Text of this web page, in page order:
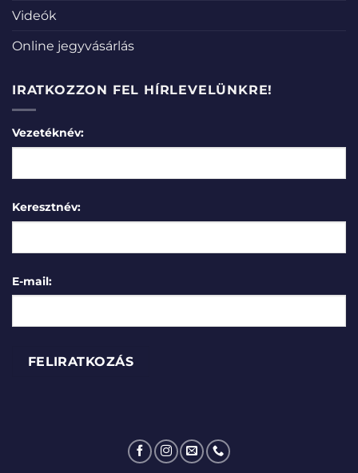
Videók
Online jegyvásárlás
IRATKOZZON FEL HÍRLEVELÜNKRE!
Vezetéknév:
Keresztnév:
E-mail: